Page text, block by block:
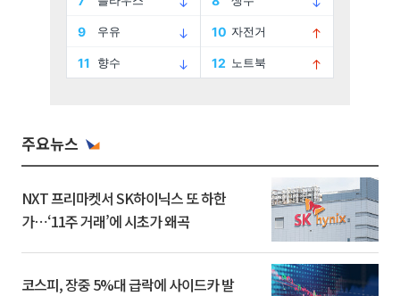
주요뉴스
NXT 프리마켓서 SK하이닉스 또 하한
가⋯‘11주 거래’에 시초가 왜곡
코스피, 장중 5%대 급락에 사이드카 발